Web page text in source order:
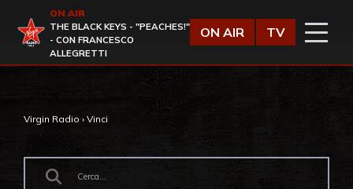
Virgin Radio
ON AIR
THE BLACK KEYS - "PEACHES!"
- CON FRANCESCO
ALLEGRETTI
ON AIR TV
Virgin Radio › Vinci